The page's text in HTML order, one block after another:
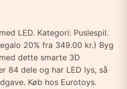
LED. Kategori: Puslespil.
20% fra 349.00 kr.) Byg
dette smarte 3D
84 dele og har LED lys, så
Køb hos Eurotoys.